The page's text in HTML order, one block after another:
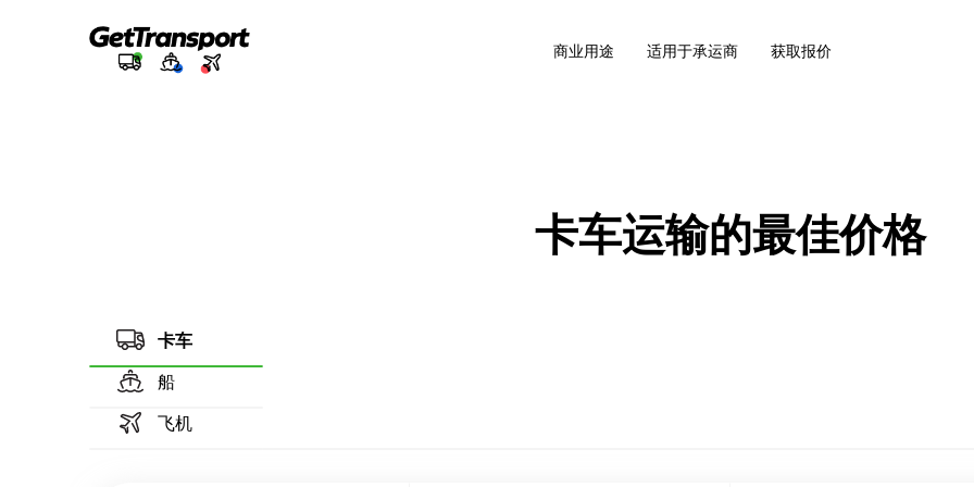
商业用途 适用于承运商 获取报价
卡车运输的最佳价格
卡车
船
飞机